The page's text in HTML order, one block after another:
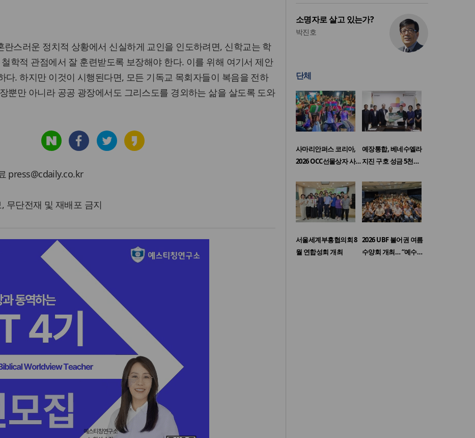
란스러운 정치적 상황에서 신실하게 교인을 인도하려면, 신학교는 학
학적 관점에서 잘 훈련받도록 보장해야 한다. 이를 위해 여기서 제안
다. 하지만 이것이 시행된다면, 모든 기독교 목회자들이 복음을 전하
뿐만 아니라 공공 광장에서도 그리스도를 경외하는 삶을 살도록 도와
press@cdaily.co.kr
단전재 및 재배포 금지
소명자로 살고 있는가?
박진호
단체
사마리안퍼스 코리아,
2026 OCC선물상자 사…
예장통합, 베네수엘라
지진 구호 성금 5천…
서울세계부흥협의회 8
월 연합성회 개최
2026 UBF 불어권 여름
수양회 개최… “예수…